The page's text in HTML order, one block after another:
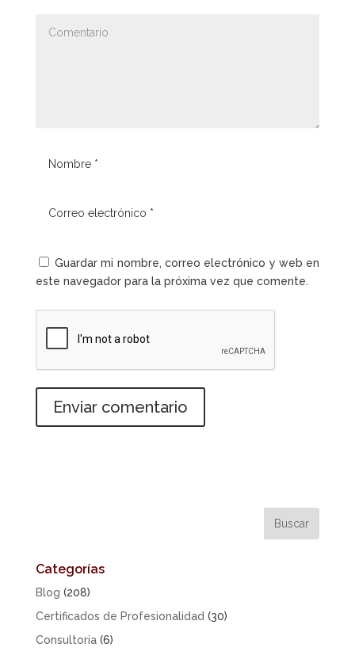
Guardar mi nombre, correo electrónico y web en
este navegador para la próxima vez que comente.
Categorías
Blog (208)
Certificados de Profesionalidad (30)
Consultoria(6)